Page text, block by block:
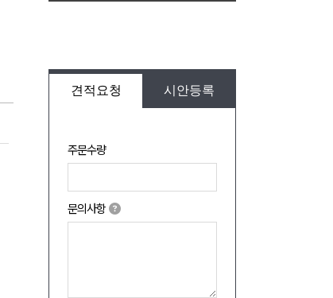
견적요청 시안등록
주문수량
문의사항